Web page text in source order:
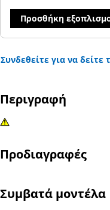
Προσθήκη
Συνδεθείτε για να δείτε
Περιγραφή
Προδιαγραφές
Συμβατά μοντέλα